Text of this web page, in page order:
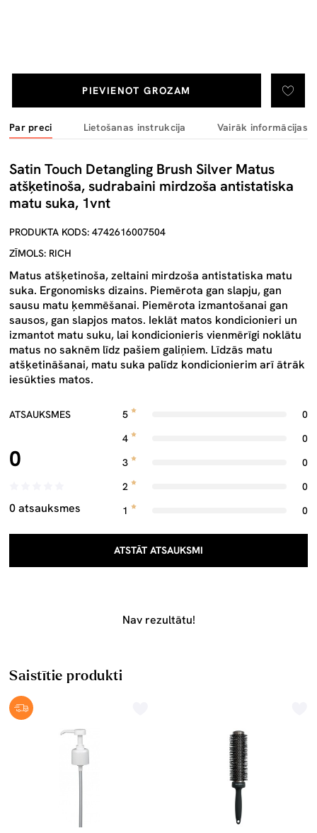
PIEVIENOT GROZAM
Par preci Lietošanas instrukcija Vairāk informācijas
Satin Touch Detangling Brush Silver Matus
atšķetinoša, sudrabaini mirdzoša antistatiska
matu suka, 1vnt
PRODUKTA KODS: 4742616007504
ZĪMOLS: RICH
Matus atšķetinoša, zeltaini mirdzoša antistatiska matu
suka. Ergonomisks dizains. Piemērota gan slapju, gan
sausu matu ķemmēšanai. Piemērota izmantošanai gan
sausos, gan slapjos matos. ​Ieklāt matos kondicionieri un
izmantot matu suku, lai kondicionieris vienmērīgi noklātu
matus no saknēm līdz pašiem galiņiem. Līdzās matu
atšķetināšanai, matu suka palīdz kondicionierim arī ātrāk
iesūkties matos.
ATSAUKSMES
0
0 atsauksmes
5
0
4
0
3
0
2
0
1
0
ATSTĀT ATSAUKSMI
Nav rezultātu!
Saistītie produkti